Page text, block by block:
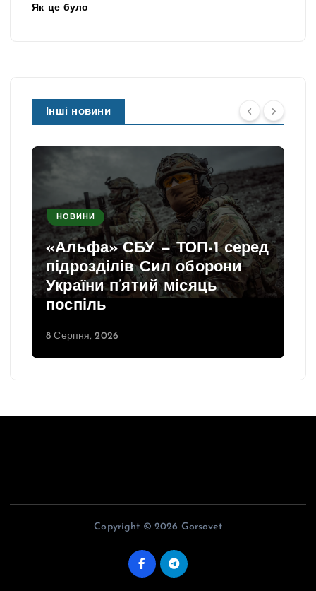
Як це було
Інші новини
1 серед
НОВИНИ
Прогноз погоди на
2026 в Україні: яким
Copyright © 2026 Gorsovet